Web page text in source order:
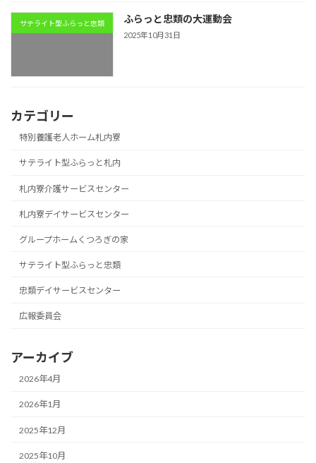
サテライト型ふらっと忠類 ふらっと忠類の大運動会
2025年10月31日
カテゴリー
特別養護老人ホーム札内寮
サテライト型ふらっと札内
札内寮介護サービスセンター
札内寮デイサービスセンター
グループホームくつろぎの家
サテライト型ふらっと忠類
忠類デイサービスセンター
広報委員会
アーカイブ
2026年4月
2026年1月
2025年12月
2025年10月